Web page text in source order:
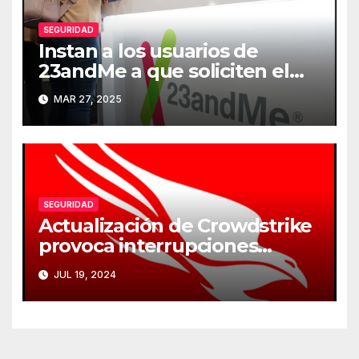
SEGURIDAD
Instan a los usuarios de
23andMe a que soliciten el
borrado de sus datos
genéticos
MAR 27, 2025
SEGURIDAD
Actualización de Crowdstrike
provoca interrupciones
masivas en servicios críticos
JUL 19, 2024